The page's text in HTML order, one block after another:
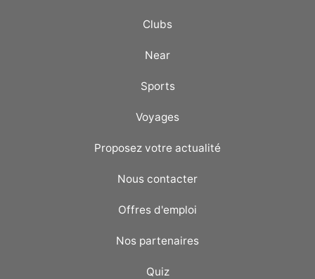
Clubs
Near
Sports
Voyages
Proposez votre actualité
Nous contacter
Offres d'emploi
Nos partenaires
Quiz